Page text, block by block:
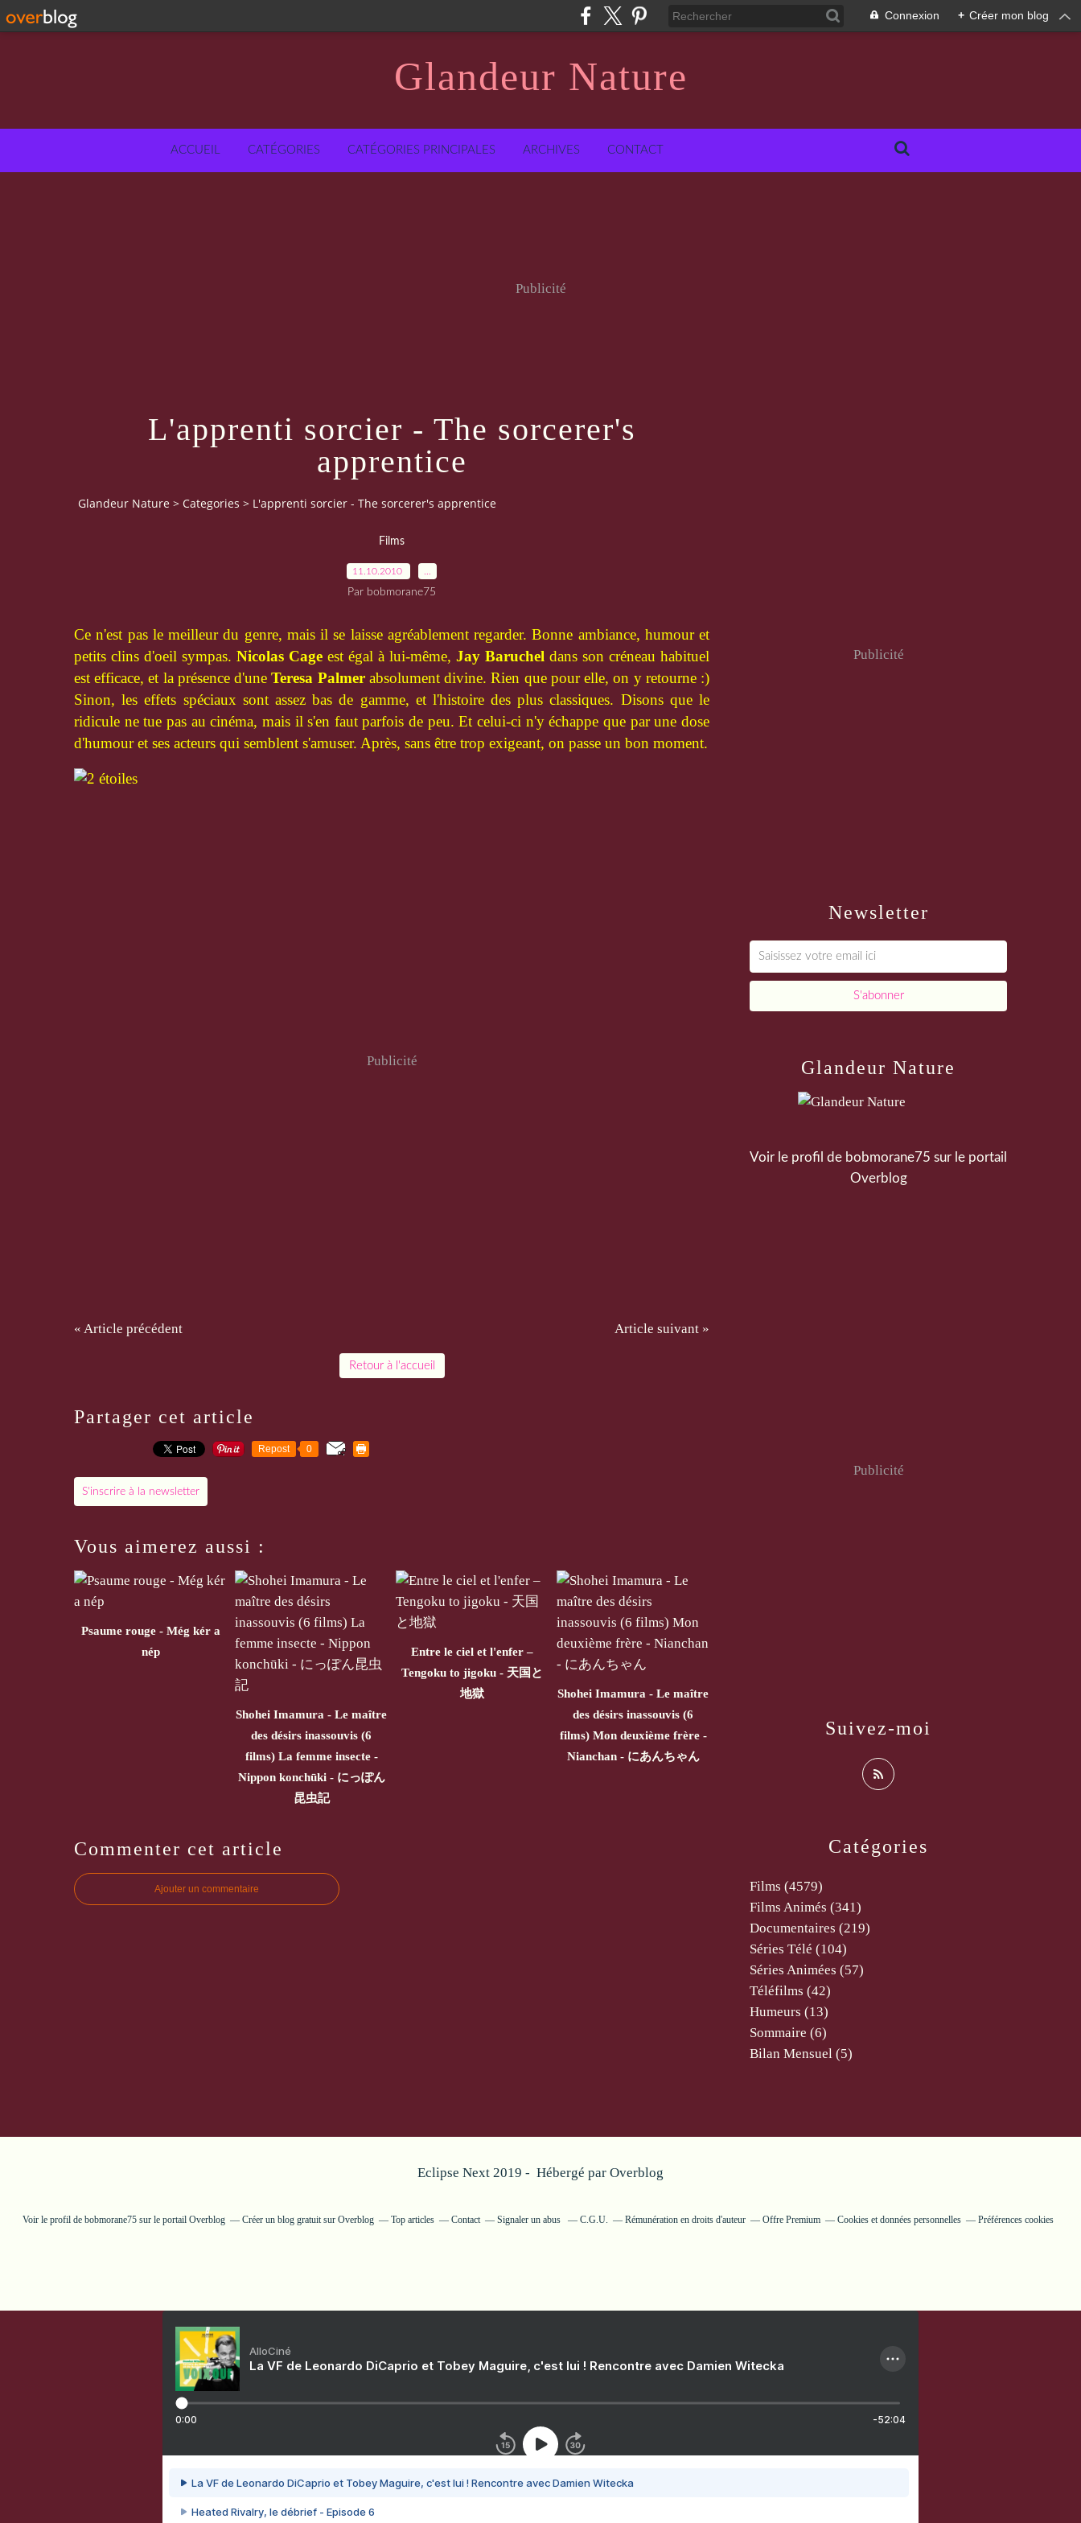
Connexion + Créer mon blog
Glandeur Nature
ACCUEIL CATÉGORIES CATÉGORIES PRINCIPALES ARCHIVES CONTACT
Publicité
L'apprenti sorcier - The sorcerer's
apprentice
Glandeur Nature > Categories > L'apprenti sorcier - The sorcerer's apprentice
Films
11.10.2010
Par bobmorane75
Ce n'est pas le meilleur du genre, mais il se laisse agréablement regarder. Bonne ambiance, humour et
petits clins d'oeil sympas. Nicolas Cage est égal à lui-même, Jay Baruchel dans son créneau habituel
est efficace, et la présence d'uneTeresa Palmerabsolument divine. Rien que pour elle, on y retourne :)
Sinon, les effets spéciaux sont assez bas de gamme, et l'histoire des plus classiques. Disons que le
ridicule ne tue pas au cinéma, mais il s'en faut parfois de peu. Et celui-ci n'y échappe que par une dose
d'humour et ses acteurs qui semblent s'amuser. Après, sans être trop exigeant, on passe un bon moment.
Publicité
« Article précédent Article suivant »
Retour à l'accueil
Partager cet article
Repost 0
S'inscrire à la newsletter
Vous aimerez aussi :
Psaume rouge - Még kér a
nép
Shohei Imamura - Le maître
des désirs inassouvis (6
films) La femme insecte -
Nippon konchūki - にっぽん
昆虫記
Entre le ciel et l'enfer –
Tengoku to jigoku - 天国と
地獄
Shohei Imamura - Le maître
des désirs inassouvis (6
films) Mon deuxième frère -
Nianchan - にあんちゃん
Commenter cet article
Ajouter un commentaire
Newsletter
Publicité
Catégories
Films (4579)
Films Animés (341)
Documentaires (219)
Séries Télé (104)
Séries Animées (57)
Téléfilms (42)
Humeurs (13)
Sommaire (6)
Bilan Mensuel (5)
Glandeur Nature
Voir le profil de bobmorane75 sur le portail
Overblog
Suivez-moi
Publicité
Eclipse Next 2019 - Hébergé par Overblog
Voir le profil de bobmorane75 sur le portail Overblog Créer un blog gratuit sur Overblog Top articles Contact Signaler un abus C.G.U. Rémunération en droits d'auteur Offre Premium Cookies et données personnelles Préférences cookies
AlloCiné
La VF de Leonardo DiCaprio et Tobey Maguire, c'est lui ! Rencontre avec Damien Witecka
0:00 -52:04
La VF de Leonardo DiCaprio et Tobey Maguire, c'est lui ! Rencontre avec Damien Witecka
Heated Rivalry, le débrief - Episode 6